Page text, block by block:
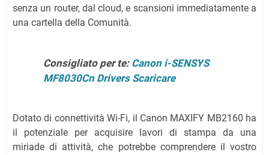
senza un router, dal cloud, e scansioni immediatamente a
una cartella della Comunità.
Consigliato per te: Canon i-SENSYS
MF8030Cn Drivers Scaricare
Dotato di connettività Wi-Fi, il Canon MAXIFY MB2160 ha
il potenziale per acquisire lavori di stampa da una
miriade di attività, che potrebbe comprendere il vostro